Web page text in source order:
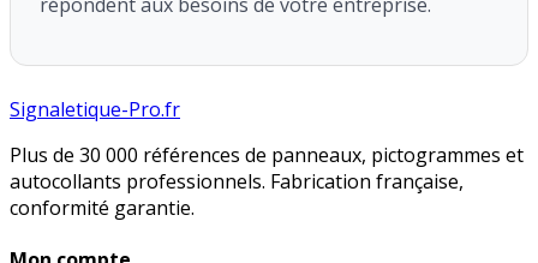
Signaletique-Pro.fr
Plus de 30 000 références de panneaux, pictogrammes et
autocollants professionnels. Fabrication française,
conformité garantie.